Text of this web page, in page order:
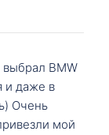
выбрал BMW
и даже в
Очень
мой